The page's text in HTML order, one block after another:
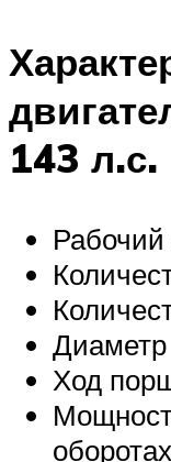
143 л.с.
Ход